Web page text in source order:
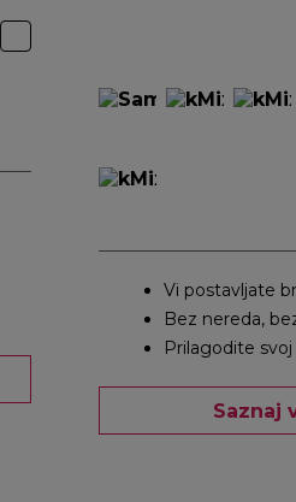
Vi postavljate
Bez nereda,
Prilagodite
Saznaj